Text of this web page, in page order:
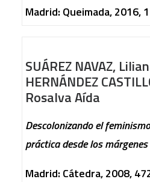
Madrid: Queimada, 2016,
SUÁREZ NAVAZ,
HERNÁNDEZ
Rosalva Aída
Descolonizando el
práctica desde los márgenes
Madrid: Cátedra, 2008,